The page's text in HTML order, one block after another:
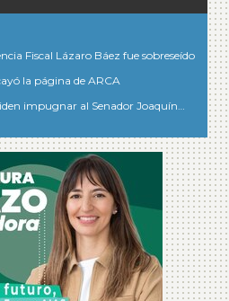
Fiscal Lázaro Báez fue sobreseído
la página de ARCA
impugnar al Senador Joaquín…